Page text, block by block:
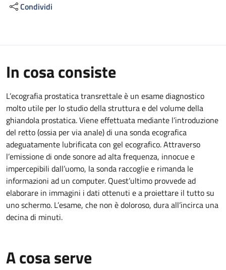
Condividi
In cosa consiste
L’ecografia prostatica transrettale è un esame diagnostico
molto utile per lo studio della struttura e del volume della
ghiandola prostatica. Viene effettuata mediante l’introduzione
del retto (ossia per via anale) di una sonda ecografica
adeguatamente lubrificata con gel ecografico. Attraverso
l’emissione di onde sonore ad alta frequenza, innocue e
impercepibili dall’uomo, la sonda raccoglie e rimanda le
informazioni ad un computer. Quest’ultimo provvede ad
elaborare in immagini i dati ottenuti e a proiettare il tutto su
uno schermo. L’esame, che non è doloroso, dura all’incirca una
decina di minuti.
A cosa serve